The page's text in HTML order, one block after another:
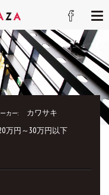
カー: カワサキ
万円～30万円以下